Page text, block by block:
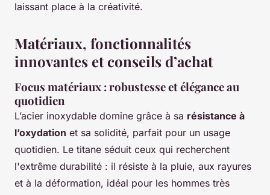
laissant place à la créativité.
Matériaux, fonctionnalités
innovantes et conseils d’achat
Focus matériaux : robustesse et élégance au
quotidien
L’acier inoxydable domine grâce à sa résistance à
l’oxydation et sa solidité, parfait pour un usage
quotidien. Le titane séduit ceux qui recherchent
l'extrême durabilité : il résiste à la pluie, aux rayures
et à la déformation, idéal pour les hommes très